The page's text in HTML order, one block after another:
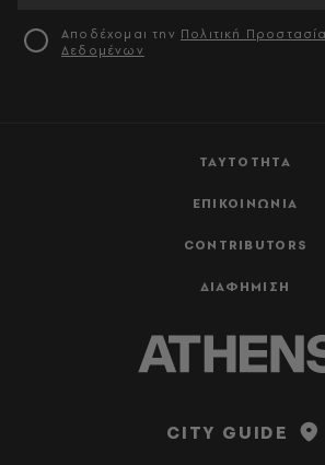
ΤΑΥΤΟΤΗΤΑ
ΕΠΙΚΟΙΝΩΝΙΑ
CONTRIBUTORS
ΔΙΑΦΗΜΙΣΗ
Αποδέχομαι την Πολιτική
Δεδομένων
CITY GUIDE